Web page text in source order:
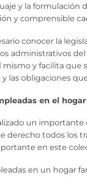
y la formulación
y comprensible
conocer la
administrativos
mismo y facilita
las obligaciones
en el hogar
un
derecho todos los
en este
en un hogar